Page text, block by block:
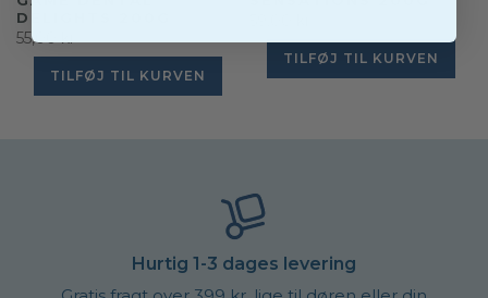
DELIGHTS 200G
55,00 kr
TILFØJ TIL KURVEN
TILFØJ TIL KURVEN
Hurtig 1-3 dages levering